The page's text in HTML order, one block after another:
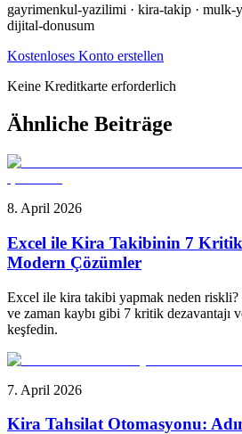
gayrimenkul-yazilimi · kira-takip · mulk-
dijital-donusum
Kostenloses Konto erstellen
Keine Kreditkarte erforderlich
Ähnliche Beiträge
8. April 2026
Excel ile Kira Takibinin 7 Kritik
Modern Çözümler
Excel ile kira takibi yapmak neden riskli?
ve zaman kaybı gibi 7 kritik dezavantajı
keşfedin.
7. April 2026
Kira Tahsilat Otomasyonu: